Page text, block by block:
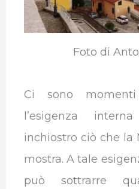
k n p
Foto di
Ci sono
l’esigenza
inchiostro ciò che la
mostra. A tale
può sottrarre